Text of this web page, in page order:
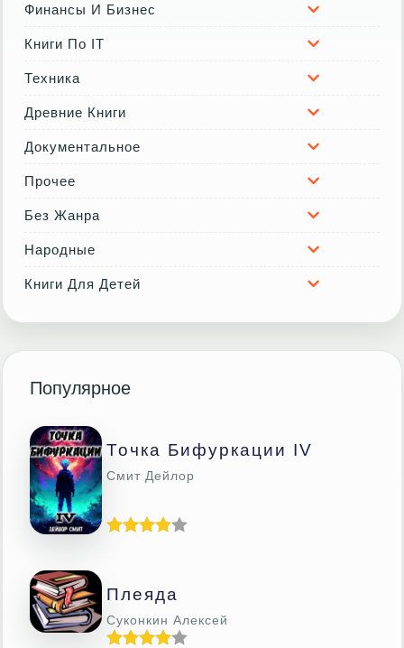
Финансы И Бизнес
Книги По IT
Техника
Древние Книги
Документальное
Прочее
Без Жанра
Народные
Книги Для Детей
Популярное
Точка Бифуркации IV
Смит Дейлор
Плеяда
Суконкин Алексей